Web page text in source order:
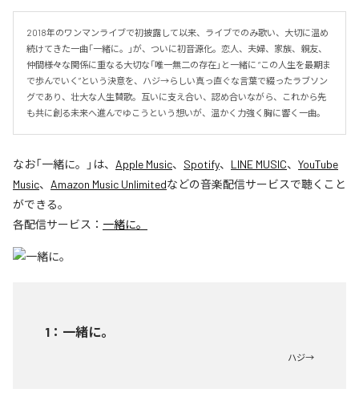
2018年のワンマンライブで初披露して以来、ライブでのみ歌い、大切に温め
続けてきた一曲「一緒に。」が、ついに初音源化。恋人、夫婦、家族、親友、
仲間――様々な関係に重なる大切な「唯一無二の存在」と一緒に “この人生を最期ま
で歩んでいく”という決意を、ハジ→らしい真っ直ぐな言葉で綴ったラブソン
グであり、壮大な人生賛歌。互いに支え合い、認め合いながら、これから先
も共に創る未来へ進んでゆこうという想いが、温かく力強く胸に響く一曲。
なお「一緒に。 」は、 Apple Music、 Spotify、 LINE MUSIC、 YouTube
Music、 Amazon Music Unlimitedなどの音楽配信サービスで聴くこと
ができる。
各配信サービス： 一緒に。
1 ： 一緒に。
ハジ→